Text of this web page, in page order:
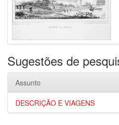
Sugestões de
Assunto
DESCRIÇÃO E VIAGENS